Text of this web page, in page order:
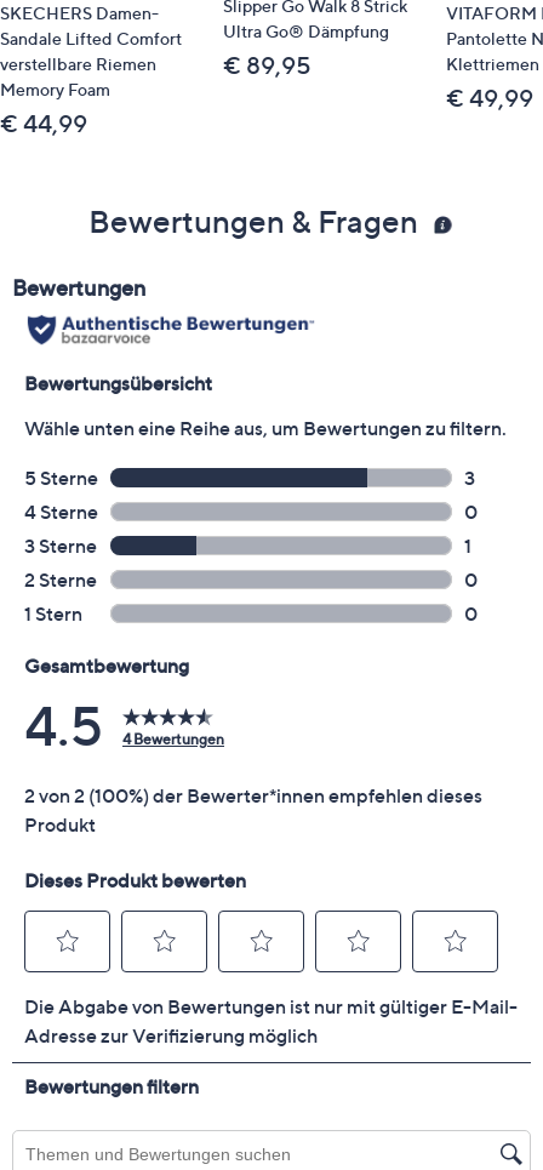
SKECHERS Damen-
Sandale Lifted Comfort
verstellbare Riemen
Memory Foam
€ 44,99
Slipper Go Walk 8 Strick
Ultra Go® Dämpfung
€ 89,95
VITAFORM
Pantolette
Klettriemen
€ 49,99
Bewertungen & Fragen